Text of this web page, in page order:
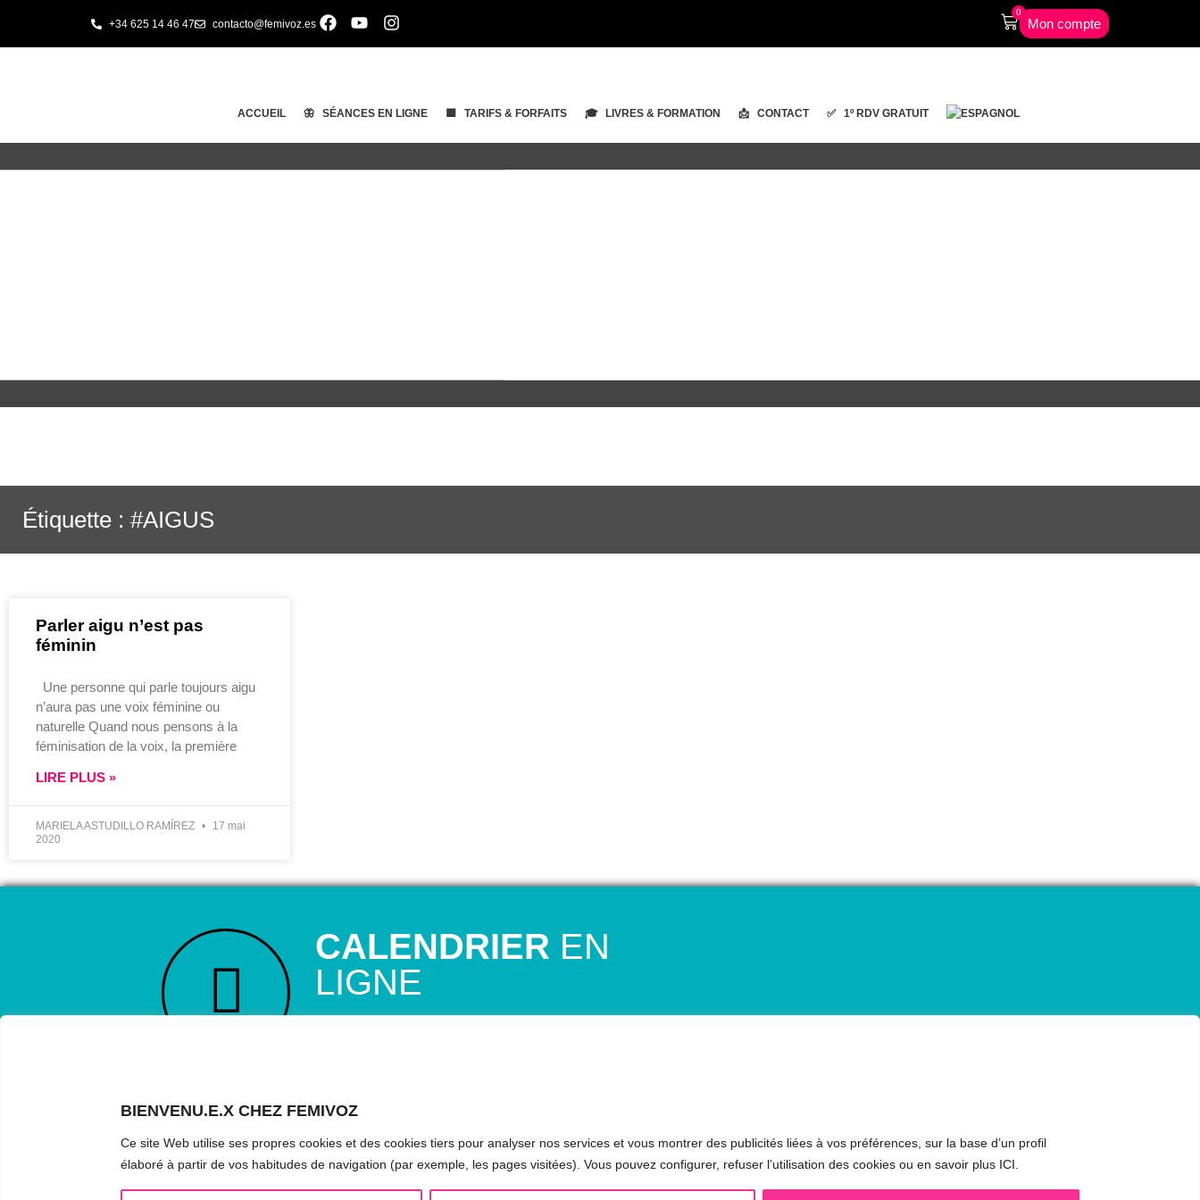
BIENVENU.E.X CHEZ FEMIVOZ
Ce site Web utilise ses propres cookies et des cookies tiers pour analyser nos services et vous montrer des publicités liées à vos préférences, sur la base d’un profil
élaboré à partir de vos habitudes de navigation (par exemple, les pages visitées). Vous pouvez configurer, refuser l’utilisation des cookies ou en savoir plus ICI.
+34 625 14 46 47 contacto@femivoz.es
0
Mon compte
ACCUEIL 🦋 SÉANCES EN LIGNE 🟨 TARIFS & FORFAITS 🎓 LIVRES & FORMATION 📩 CONTACT ✅ 1º RDV GRATUIT
Étiquette : #AIGUS
Parler aigu n’est pas
féminin
Une personne qui parle toujours aigu
n’aura pas une voix féminine ou
naturelle Quand nous pensons à la
féminisation de la voix, la première
LIRE PLUS »
MARIELA ASTUDILLO RAMÍREZ
17 mai
2020
CALENDRIER EN
LIGNE
questions.